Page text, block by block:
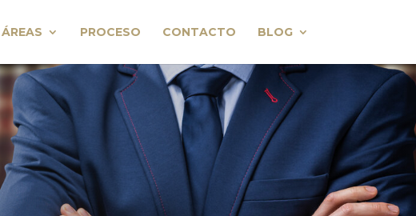
ÁREAS PROCESO CONTACTO BLOG